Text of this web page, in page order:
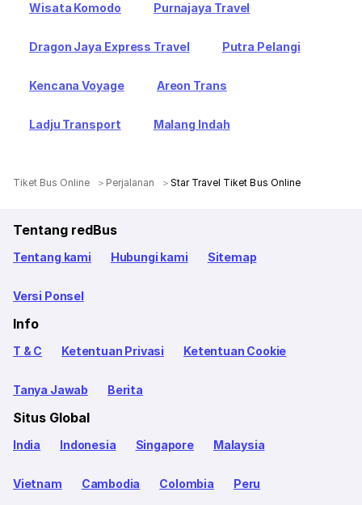
Wisata Komodo Purnajaya Travel
Dragon Jaya Express Travel Putra Pelangi
Kencana Voyage Areon Trans
Ladju Transport Malang Indah
Tiket Bus Online Perjalanan Star Travel Tiket Bus Online
Tentang redBus
Tentang kami Hubungi kami Sitemap
Versi Ponsel
Info
T & C Ketentuan Privasi Ketentuan Cookie
Tanya Jawab Berita
Situs Global
India Indonesia Singapore Malaysia
Vietnam Cambodia Colombia Peru